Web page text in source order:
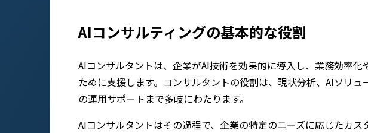
AIコンサルティングの基本的な役割
AIコンサルタントは、企業がAI技術を効果的に導入し、業務効率化
ために支援します。コンサルタントの役割は、現状分析、AIソリ
の運用サポートまで多岐にわたります。
AIコンサルタントはその過程で、企業の特定のニーズに応じたカ